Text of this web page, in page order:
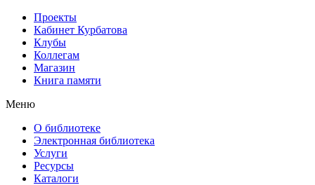
Проекты
Кабинет Курбатова
Клубы
Коллегам
Магазин
Книга памяти
Меню
О библиотеке
Электронная библиотека
Услуги
Ресурсы
Каталоги